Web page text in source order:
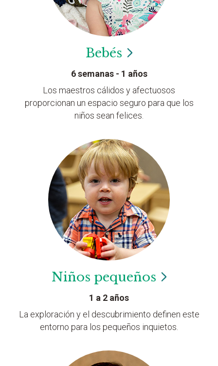
Bebés
6 semanas - 1 años
Los maestros cálidos y afectuosos
proporcionan un espacio seguro para que los
niños sean felices.
Niños pequeños
1 a 2 años
La exploración y el descubrimiento definen este
entorno para los pequeños inquietos.